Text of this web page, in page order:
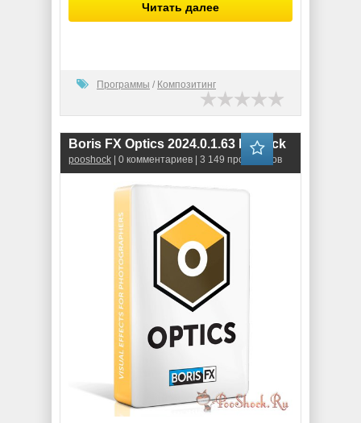
Читать далее
Программы / Композитинг
Boris FX Optics 2024.0.1.63 RePack
pooshock | 0 комментариев | 3 149 просмотров